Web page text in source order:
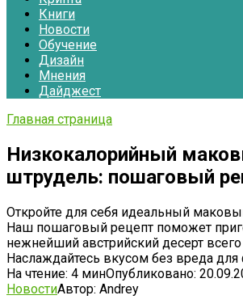
Книги
Новости
Обучение
Дизайн
Мнения
Дайджест
Главная страница
Низкокалорийный
штрудель: пошаговый
Откройте для себя идеальный
Наш пошаговый рецепт поможет
нежнейший австрийский десерт всего
Наслаждайтесь вкусом без вреда
На чтение: 4 минОпубликовано:
НовостиАвтор: Andrey